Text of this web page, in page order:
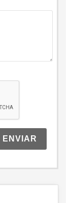
ENVIAR